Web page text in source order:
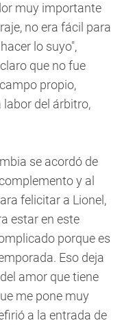
muy importante
no era fácil para
lo suyo",
que no fue
propio,
del árbitro,
se acordó de
y al
felicitar a Lionel,
estar en este
porque es
Eso deja
amor que tiene
me pone muy
a la entrada de